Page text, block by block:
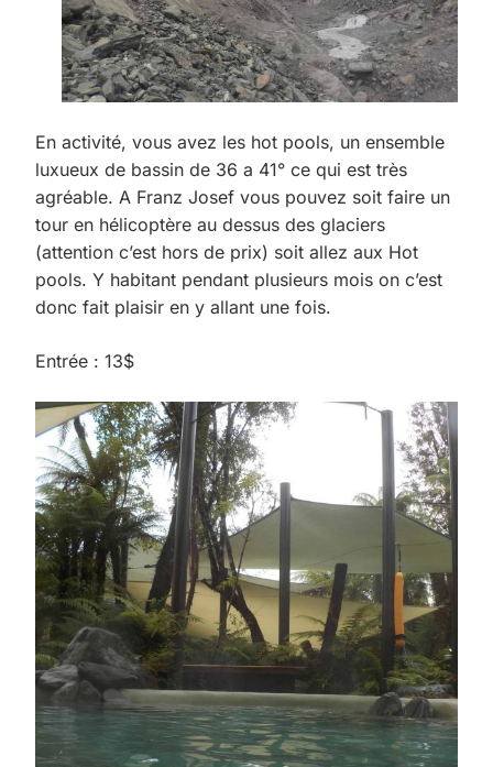
En activité, vous avez les hot pools, un ensemble
luxueux de bassin de 36 a 41° ce qui est très
agréable. A Franz Josef vous pouvez soit faire un
tour en hélicoptère au dessus des glaciers
(attention c’est hors de prix) soit allez aux Hot
pools. Y habitant pendant plusieurs mois on c’est
donc fait plaisir en y allant une fois.
Entrée : 13$